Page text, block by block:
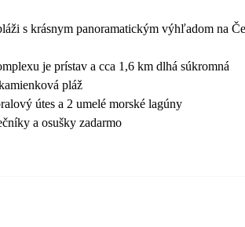
s krásnym panoramatickým výhľadom na
je prístav a cca 1,6 km dlhá súkromná
pláž
útes a 2 umelé morské lagúny
a osušky zadarmo